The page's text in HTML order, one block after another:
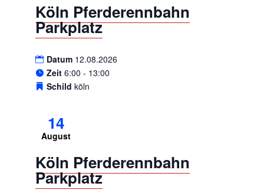
Köln Pferderennbahn
Parkplatz
Datum 12.08.2026
Zeit 6:00 - 13:00
Schild köln
14
August
Köln Pferderennbahn
Parkplatz